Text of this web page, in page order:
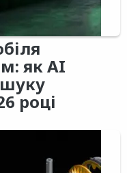
як AI
році